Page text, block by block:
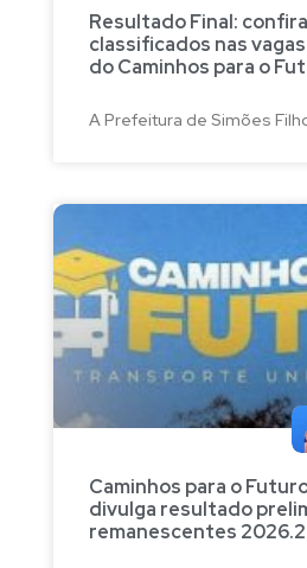
Resultado Final:
classificados nas
do Caminhos para o
A Prefeitura de Simões
Caminhos para o
divulga resultado
remanescentes 2026.2